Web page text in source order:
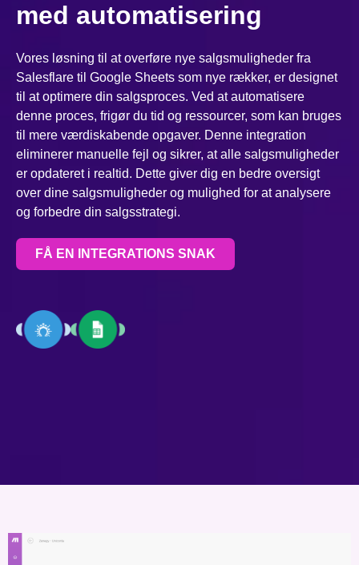
med automatisering
Vores løsning til at overføre nye salgsmuligheder fra
Salesflare til Google Sheets som nye rækker, er designet
til at optimere din salgsproces. Ved at automatisere
denne proces, frigør du tid og ressourcer, som kan bruges
til mere værdiskabende opgaver. Denne integration
eliminerer manuelle fejl og sikrer, at alle salgsmuligheder
er opdateret i realtid. Dette giver dig en bedre oversigt
over dine salgsmuligheder og mulighed for at analysere
og forbedre din salgsstrategi.
FÅ EN INTEGRATIONS SNAK